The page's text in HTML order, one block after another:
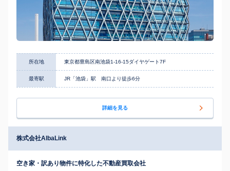
所在地 東京都豊島区南池袋1-16-15ダイヤゲート7F
最寄駅 JR「池袋」駅 南口より徒歩6分
詳細を見る
株式会社AlbaLink
空き家・訳あり物件に特化した不動産買取会社